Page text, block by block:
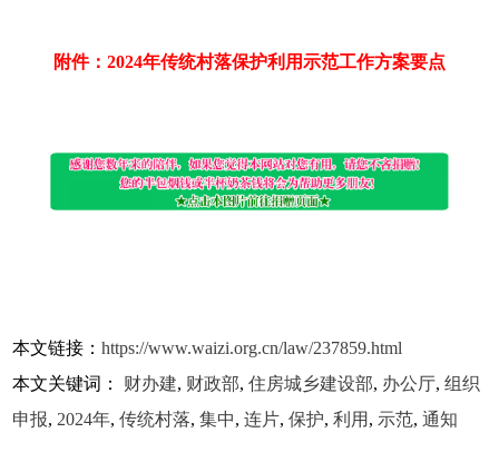
附件：2024年传统村落保护利用示范工作方案要点
本文链接：https://www.waizi.org.cn/law/237859.html
本文关键词： 财办建, 财政部,住房城乡建设部, 办公厅,组织
申报, 2024年,传统村落,集中,连片,保护,利用 , 示范,通知